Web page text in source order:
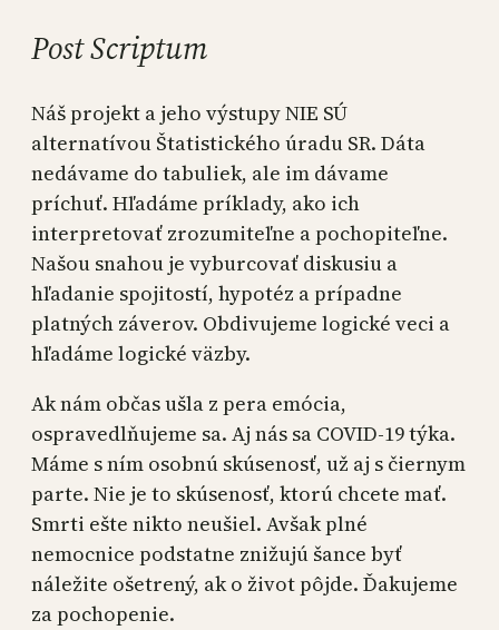
Post Scriptum
Náš projekt a jeho výstupy NIE SÚ
alternatívou Štatistického úradu SR. Dáta
nedávame do tabuliek, ale im dávame
príchuť. Hľadáme príklady, ako ich
interpretovať zrozumiteľne a pochopiteľne.
Našou snahou je vyburcovať diskusiu a
hľadanie spojitostí, hypotéz a prípadne
platných záverov. Obdivujeme logické veci a
hľadáme logické väzby.
Ak nám občas ušla z pera emócia,
ospravedlňujeme sa. Aj nás sa COVID-19 týka.
Máme s ním osobnú skúsenosť, už aj s čiernym
parte. Nie je to skúsenosť, ktorú chcete mať.
Smrti ešte nikto neušiel. Avšak plné
nemocnice podstatne znižujú šance byť
náležite ošetrený, ak o život pôjde. Ďakujeme
za pochopenie.